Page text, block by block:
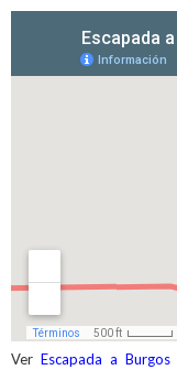
Ver Escapada a Burgos